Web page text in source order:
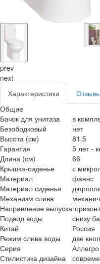
prev
next
Характеристики Отзывы
Общие
Бачок для унитаза
в
Безободковый
нет
Высота (см)
81.5
Гарантия
5 лет -
Длина (см)
66
Крышка-сиденье
с
Материал
фаянс
Материал сиденья
Механизм слива
Направление выпуска
Подвод воды
снизу
Китай
Россия
Режим слива воды
две
Серия
Аллегро
Стилистика дизайна